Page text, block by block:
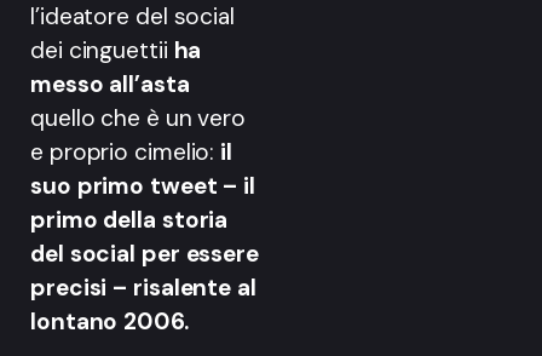
l’ideatore del social
dei cinguettii ha
messo all’asta
quello che è un vero
e proprio cimelio: il
suo primo tweet – il
primo della storia
del social per essere
precisi – risalente al
lontano 2006.